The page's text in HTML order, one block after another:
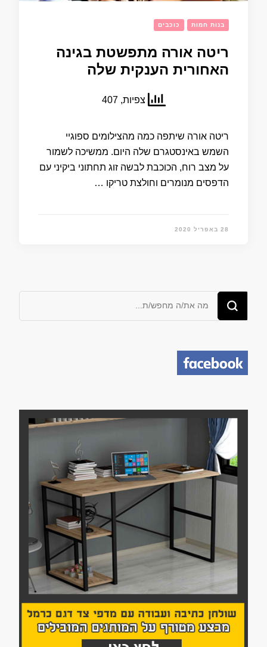
בנות חמות כוכבים
ריטה אורה מתפשטת בגינה
האחורית הענקית שלה
צפיות, 407
ריטה אורה שיתפה כמה מהצילומים ספוגיי
השמש באינסטגרם שלה היום. ממשיכה לשמור
על מצב רוח, הכוכבת לבשה זוג תחתוני ביקיני עם
הדפסים מנומרים וחולצת טריקו …
28 באפריל 2020
מחפש/ת
משהו?